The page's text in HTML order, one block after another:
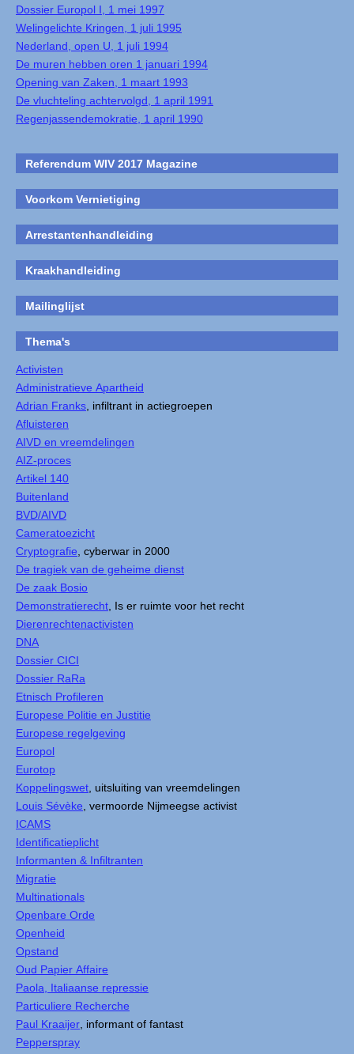
Dossier Europol I, 1 mei 1997
Welingelichte Kringen, 1 juli 1995
Nederland, open U, 1 juli 1994
De muren hebben oren 1 januari 1994
Opening van Zaken, 1 maart 1993
De vluchteling achtervolgd, 1 april 1991
Regenjassendemokratie, 1 april 1990
Referendum WIV 2017 Magazine
Voorkom Vernietiging
Arrestantenhandleiding
Kraakhandleiding
Mailinglijst
Thema's
Activisten
Administratieve Apartheid
Adrian Franks , infiltrant in actiegroepen
Afluisteren
AIVD en vreemdelingen
AIZ-proces
Artikel 140
Buitenland
BVD/AIVD
Cameratoezicht
Cryptografie , cyberwar in 2000
De tragiek van de geheime dienst
De zaak Bosio
Demonstratierecht , Is er ruimte voor het recht
Dierenrechtenactivisten
DNA
Dossier CICI
Dossier RaRa
Etnisch Profileren
Europese Politie en Justitie
Europese regelgeving
Europol
Eurotop
Koppelingswet , uitsluiting van vreemdelingen
Louis Sévèke , vermoorde Nijmeegse activist
ICAMS
Identificatieplicht
Informanten & Infiltranten
Migratie
Multinationals
Openbare Orde
Openheid
Opstand
Oud Papier Affaire
Paola, Italiaanse repressie
Particuliere Recherche
Paul Kraaijer , informant of fantast
Pepperspray